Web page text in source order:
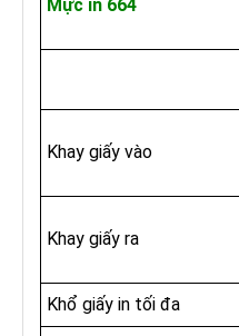
Mực in 664
Khay giấy vào
Khay giấy ra
Khổ giấy in tối đa